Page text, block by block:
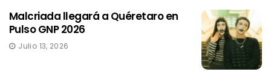
Malcriada llegará a Quéretaro en
Pulso GNP 2026
Julio 13, 2026